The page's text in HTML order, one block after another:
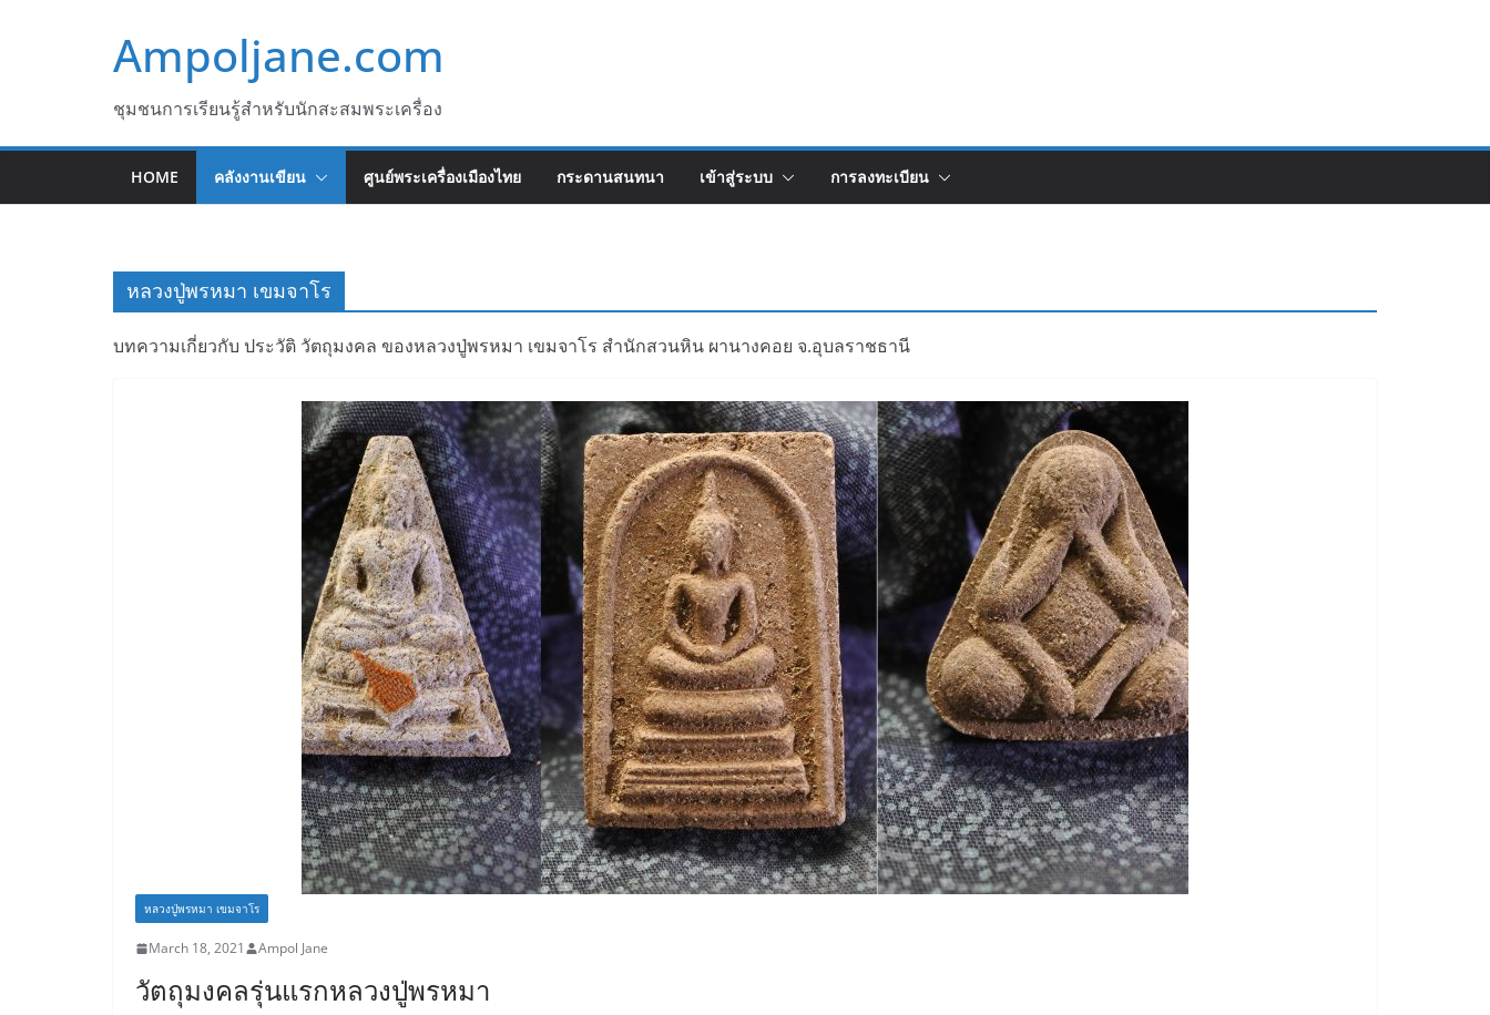
Ampoljane.com
ชุมชนการเรียนรู้สำหรับนักสะสมพระเครื่อง
HOME คลังงานเขียน ศูนย์พระเครื่องเมืองไทย กระดานสนทนา เข้าสู่ระบบ การลงทะเบียน
หลวงปู่พรหมา เขมจาโร
บทความเกี่ยวกับ ประวัติ วัตถุมงคล ของหลวงปู่พรหมา เขมจาโร สำนักสวนหิน ผานางคอย จ.อุบลราชธานี
หลวงปู่พรหมา เขมจาโร
March 18, 2021 Ampol Jane
วัตถุมงคลรุ่นแรกหลวงปู่พรหมา